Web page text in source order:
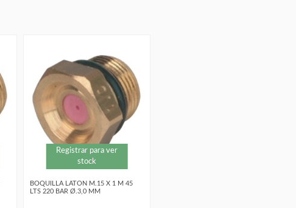
Registrar para ver
stock
BOQUILLA LATON M.15 X 1 M 45
LTS 220 BAR Ø.3,0 MM